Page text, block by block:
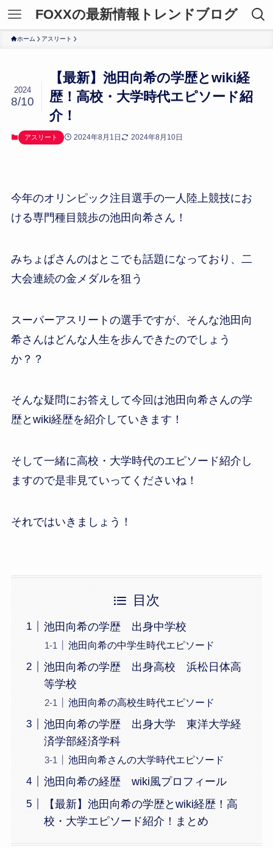
FOXXの最新情報トレンドブログ
ホーム アスリート
【最新】池田向希の学歴とwiki経
歴！高校・大学時代エピソード紹
介！
2024
8/10
アスリート 2024年8月1日 2024年8月10日
今年のオリンピック注目選手の一人陸上競技にお
ける専門種目競歩の池田向希さん！
みちょぱさんのはとこでも話題になっており、二
大会連続の金メダルを狙う
スーパーアスリートの選手ですが、そんな池田向
希さんはどんな人生を歩んできたのでしょう
か？？
そんな疑問にお答えして今回は池田向希さんの学
歴とwiki経歴を紹介していきます！
そして一緒に高校・大学時代のエピソード紹介し
ますので是非見ていってくださいね！
それではいきましょう！
目次
池田向希の学歴 出身中学校
池田向希の中学生時代エピソード
池田向希の学歴 出身高校 浜松日体高
等学校
池田向希の高校生時代エピソード
池田向希の学歴 出身大学 東洋大学経
済学部経済学科
池田向希さんの大学時代エピソード
池田向希の経歴 wiki風プロフィール
【最新】池田向希の学歴とwiki経歴！高
校・大学エピソード紹介！まとめ